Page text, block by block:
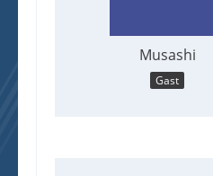
Musashi
Gast